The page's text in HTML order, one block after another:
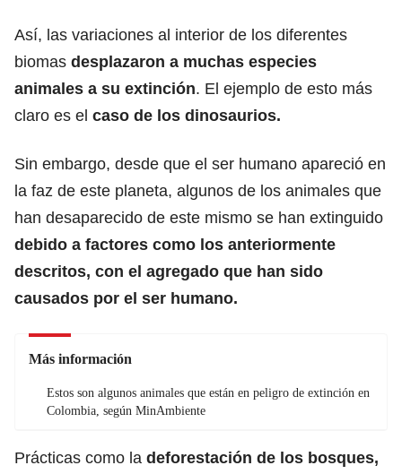
Así, las variaciones al interior de los diferentes
biomas desplazaron a muchas especies
animales a su extinción. El ejemplo de esto más
claro es el caso de los dinosaurios.
Sin embargo, desde que el ser humano apareció en
la faz de este planeta, algunos de los animales que
han desaparecido de este mismo se han extinguido
debido a factores como los anteriormente
descritos, con el agregado que han sido
causados por el ser humano.
Más información
Estos son algunos animales que están en peligro de extinción en
Colombia, según MinAmbiente
Prácticas como la deforestación de los bosques,